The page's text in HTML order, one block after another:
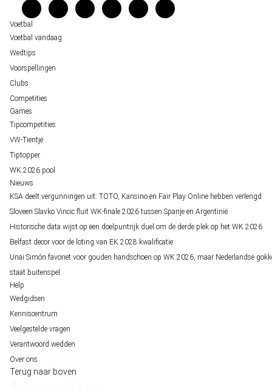
Verantwoord wedden
Over ons
Voetbal
Voetbal vandaag
Wedtips
Voorspellingen
Clubs
Competities
Games
Tipcompetities
VW-Tientje
Tiptopper
WK 2026 pool
Nieuws
KSA deelt vergunningen uit: TOTO, Kansino en Fair Play Online hebben verlengd
Sloveen Slavko Vincic fluit WK-finale 2026 tussen Spanje en Argentinië
Historische data wijst op een doelpuntrijk duel om de derde plek op het WK 2026
Belfast decor voor de loting van EK 2028 kwalificatie
Unai Simón favoriet voor gouden handschoen op WK 2026, maar Nederlandse
staat buitenspel
Help
Wedgidsen
Kenniscentrum
Veelgestelde vragen
Verantwoord wedden
Over ons
Terug naar boven